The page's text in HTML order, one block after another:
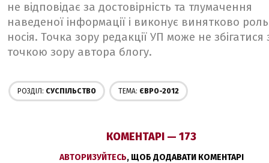
не відповідає за достовірність та тлумачення
наведеної інформації і виконує винятково роль
носія. Точка зору редакції УП може не збігатися
точкою зору автора блогу.
РОЗДІЛ: СУСПІЛЬСТВО ТЕМА: ЄВРО-2012
КОМЕНТАРІ — 173
АВТОРИЗУЙТЕСЬ, ЩОБ ДОДАВАТИ КОМЕНТАРІ